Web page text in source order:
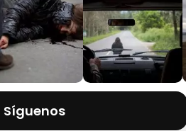
Síguenos